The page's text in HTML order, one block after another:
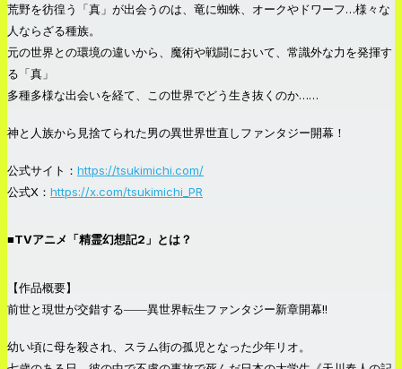
荒野を彷徨う「真」が出会うのは、竜に蜘蛛、オークやドワーフ…様々な
人ならざる種族。
元の世界との環境の違いから、魔術や戦闘において、常識外な力を発揮す
る「真」
多種多様な出会いを経て、この世界でどう生き抜くのか……
神と人族から見捨てられた男の異世界世直しファンタジー開幕！
公式サイト： https://tsukimichi.com/
公式X： https://x.com/tsukimichi_PR
■TVアニメ「精霊幻想記2」とは？
【作品概要】
前世と現世が交錯する――異世界転生ファンタジー新章開幕!!
幼い頃に母を殺され、スラム街の孤児となった少年リオ。